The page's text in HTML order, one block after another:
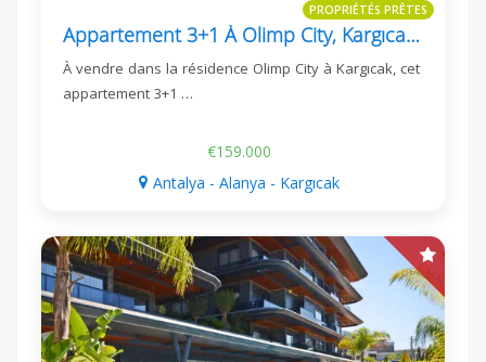
PROPRIÉTÉS PRÊTES
Appartement 3+1 À Olimp City, Kargıcak, 160 M²
À vendre dans la résidence Olimp City à Kargıcak, cet
appartement 3+1 …
€159.000
Antalya - Alanya - Kargıcak